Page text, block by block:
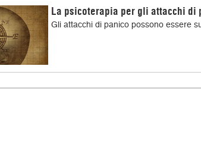
La psicoterapia per gli attacchi di
Gli attacchi di panico possono essere